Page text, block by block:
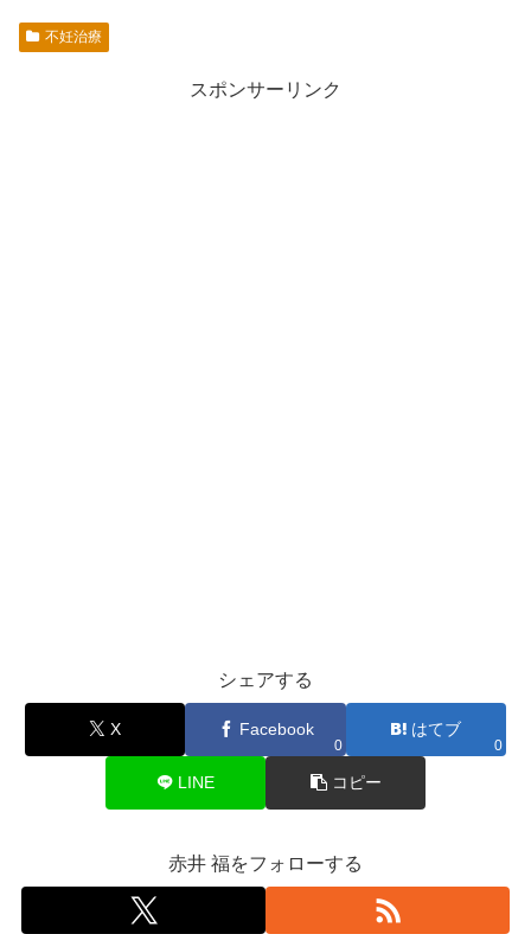
不妊治療
スポンサーリンク
シェアする
X Facebook
0
はてブ
0
LINE コピー
赤井 福をフォローする